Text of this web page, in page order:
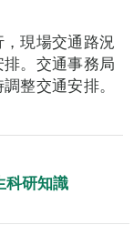
現場交通路況
。交通事務局
整交通安排。
科研知識